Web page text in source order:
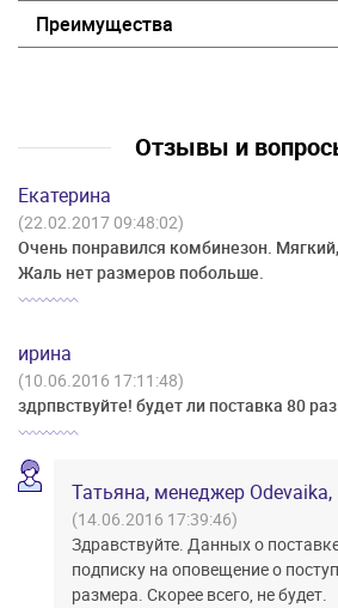
Преимущества
Отзывы и
Екатерина
(22.02.2017 09:48:02)
Очень понравился комбинезон.
Жаль нет размеров побольше.
ирина
(10.06.2016 17:11:48)
здрпвствуйте! будет ли поставка 80
Татьяна, менеджер Odevaika,
(14.06.2016 17:39:46)
Здравствуйте. Данных о
подписку на оповещение о
размера. Скорее всего, не будет.